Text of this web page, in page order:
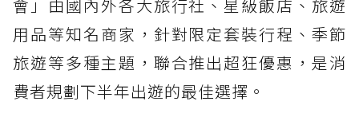
會」由國內外各大旅行社、星級飯店、旅遊
用品等知名商家，針對限定套裝行程、季節
旅遊等多種主題，聯合推出超狂優惠，是消
費者規劃下半年出遊的最佳選擇。